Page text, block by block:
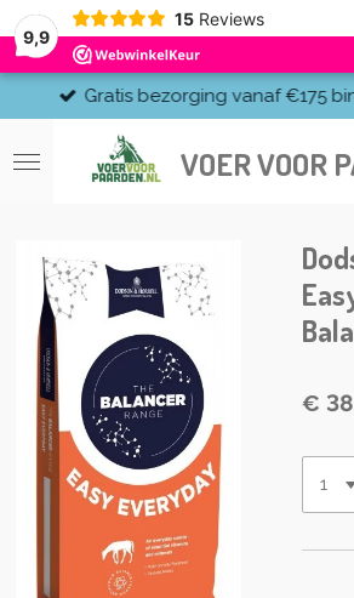
9,9
15 Reviews
VOER VOOR
Gratis bezorging vanaf €175
€